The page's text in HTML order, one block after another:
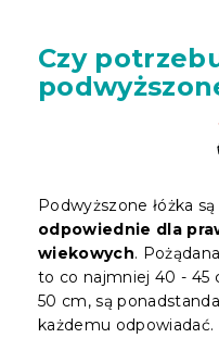
Czy
Podwyższone łóżka są
odpowiednie dla
wiekowych.
to co najmniej 40 - 45
50 cm, są
każdemu odpowiadać.